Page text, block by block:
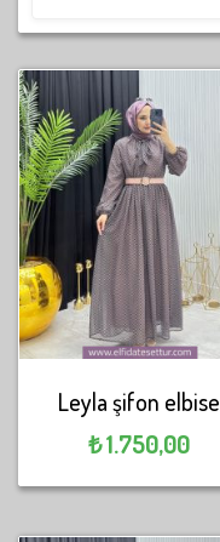
Leyla şifon elbise
₺1.750,00